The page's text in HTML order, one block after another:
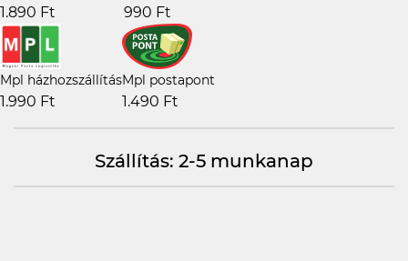
1.890 Ft 990 Ft
Mpl házhozszállítás
1.990 Ft
Mpl postapont
1.490 Ft
Szállítás: 2-5 munkanap